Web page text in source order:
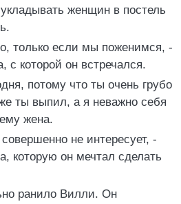
женщин в постель
только если мы поженимся, -
с которой он встречался.
потому что ты очень грубо
ты выпил, а я неважно себя
жена.
не интересует, -
которую он мечтал сделать
ранило Вилли. Он